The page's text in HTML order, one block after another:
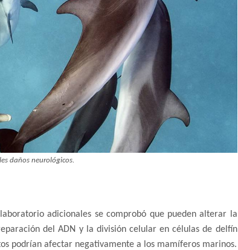
daños neurológicos.
adicionales se comprobó que pueden alterar la
del ADN y la división celular en células de delfín
podrían afectar negativamente a los mamíferos marinos.